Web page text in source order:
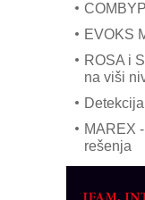
EVOKS
ROSA i
na viši
MAREX
rešenja
partner